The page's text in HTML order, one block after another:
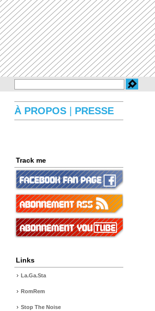
À PROPOS PRESSE
Track me
Links
La.Ga.Sta
RomRem
Stop The Noise